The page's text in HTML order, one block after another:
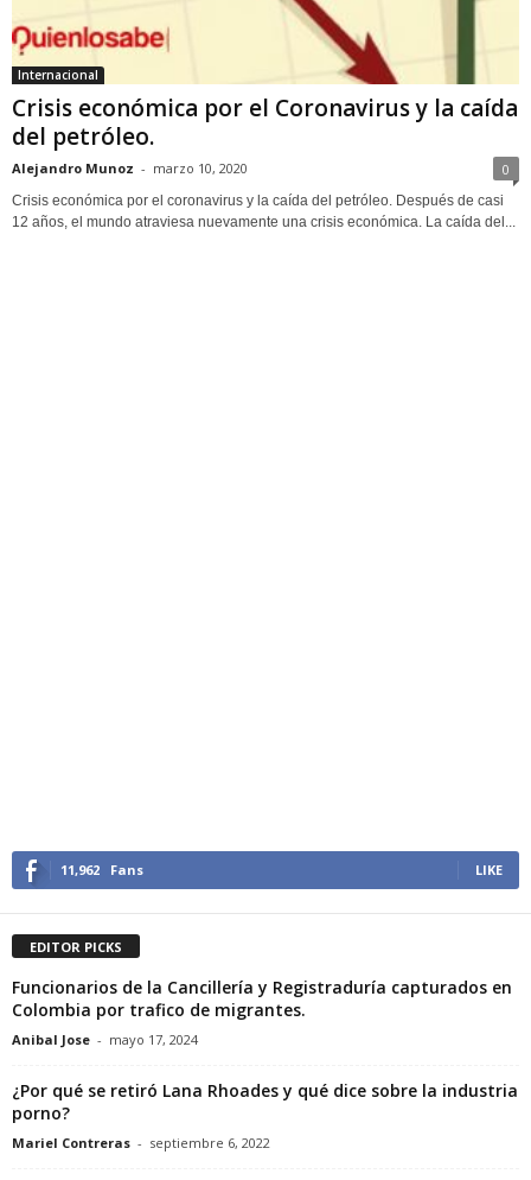
Internacional
Crisis económica por el Coronavirus y la caída
del petróleo.
Alejandro Munoz - marzo 10, 2020 0
Crisis económica por el coronavirus y la caída del petróleo. Después de casi
12 años, el mundo atraviesa nuevamente una crisis económica. La caída del...
11,962 Fans LIKE
EDITOR PICKS
Funcionarios de la Cancillería y Registraduría capturados en
Colombia por trafico de migrantes.
Anibal Jose - mayo 17, 2024
¿Por qué se retiró Lana Rhoades y qué dice sobre la industria
porno?
Mariel Contreras - septiembre 6, 2022